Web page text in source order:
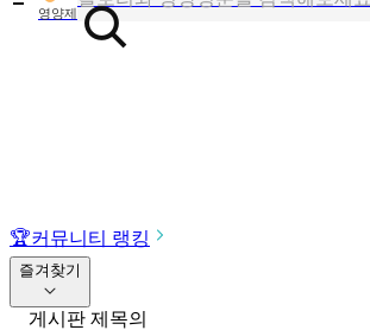
영양제
음식 · 영양제 리뷰를 찾아보세요
🏆커뮤니티 랭킹
즐겨찾기
게시판 제목의